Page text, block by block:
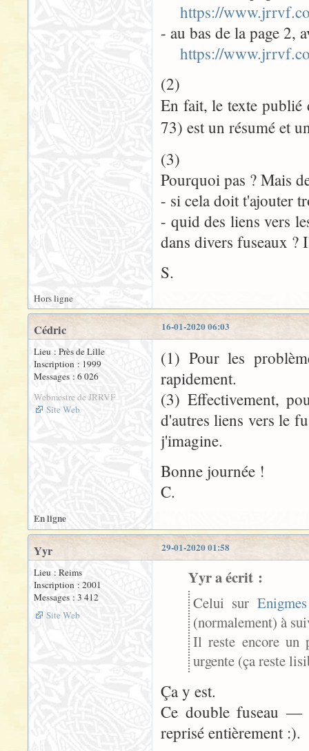
https://
- au bas de la page 2,
https://
(2)
En fait, le texte publié
73) est un résumé et
(3)
Pourquoi pas ? Mais
- si cela doit t'ajouter
- quid des liens vers
dans divers fuseaux
S.
Hors ligne
16-01-2020 06:03
Cédric
Lieu : Près de Lille
Inscription : 1999
Messages : 6 026
Webmestre de JRRVF
Site Web
(1) Pour les
rapidement.
(3) Effectivement,
d'autres liens vers le
j'imagine.
Bonne journée !
C.
En ligne
29-01-2020 01:58
Yyr
Lieu : Reims
Inscription : 2001
Messages : 3 412
Site Web
Yyr a écrit :
Celui sur
(normalement) à
Il reste encore
urgente (ça reste
Ça y est.
Ce double fuseau —
reprisé entièrement :).